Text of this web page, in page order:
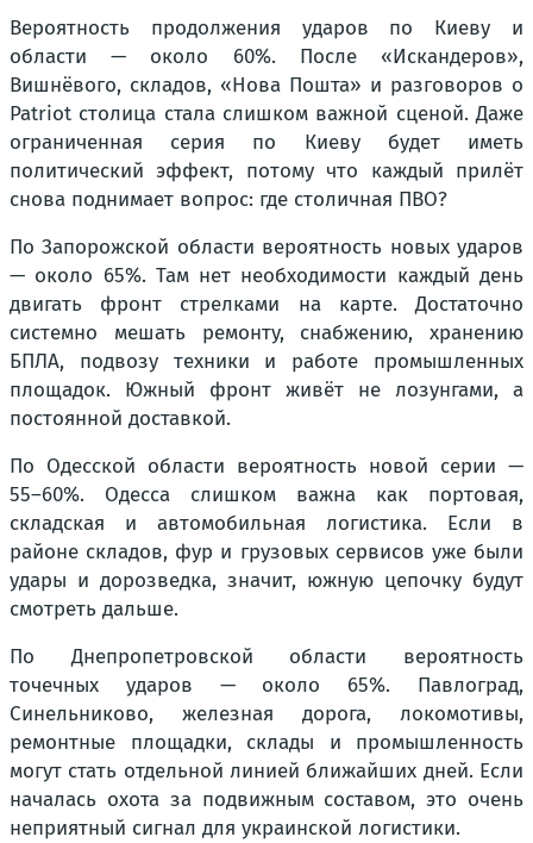
Вероятность продолжения ударов по Киеву и
области — около 60%. После «Искандеров»,
Вишнёвого, складов, «Нова Пошта» и разговоров о
Patriot столица стала слишком важной сценой. Даже
ограниченная серия по Киеву будет иметь
политический эффект, потому что каждый прилёт
снова поднимает вопрос: где столичная ПВО?
По Запорожской области вероятность новых ударов
— около 65%. Там нет необходимости каждый день
двигать фронт стрелками на карте. Достаточно
системно мешать ремонту, снабжению, хранению
БПЛА, подвозу техники и работе промышленных
площадок. Южный фронт живёт не лозунгами, а
постоянной доставкой.
По Одесской области вероятность новой серии —
55–60%. Одесса слишком важна как портовая,
складская и автомобильная логистика. Если в
районе складов, фур и грузовых сервисов уже были
удары и дорозведка, значит, южную цепочку будут
смотреть дальше.
По Днепропетровской области вероятность
точечных ударов — около 65%. Павлоград,
Синельниково, железная дорога, локомотивы,
ремонтные площадки, склады и промышленность
могут стать отдельной линией ближайших дней. Если
началась охота за подвижным составом, это очень
неприятный сигнал для украинской логистики.